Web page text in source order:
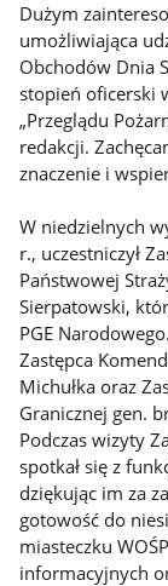
Dużym
umożliwiająca
Obchodów Dnia
stopień oficerski
„Przeglądu
redakcji.
znaczenie i
W niedzielnych
r., uczestniczył
Państwowej
Sierpatowski,
PGE
Zastępca
Michułka oraz
Granicznej gen.
Podczas wizyty
spotkał się z
dziękując im za
gotowość do
miasteczku
informacyjnych